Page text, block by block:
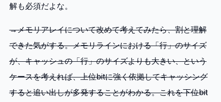
解も必須だよな。
→メモリアレイについて改めて考えてみたら、割と理解
できた気がする。メモリラインにおける「行」のサイズ
が、キャッシュの「行」のサイズよりも大きい、という
ケースを考えれば、上位bitに強く依拠してキャッシング
すると追い出しが多発することがわかる。これを下位bit